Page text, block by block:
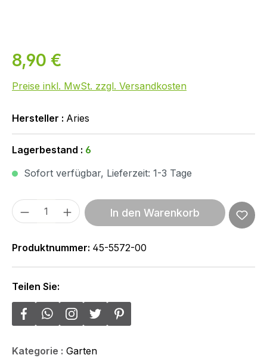
8,90 €
Preise inkl. MwSt. zzgl. Versandkosten
Hersteller : Aries
Lagerbestand : 6
Sofort verfügbar, Lieferzeit: 1-3 Tage
Produkt Anzahl: Gib den gewünschten
In den Warenkorb
Produktnummer: 45-5572-00
Teilen Sie:
Kategorie : Garten